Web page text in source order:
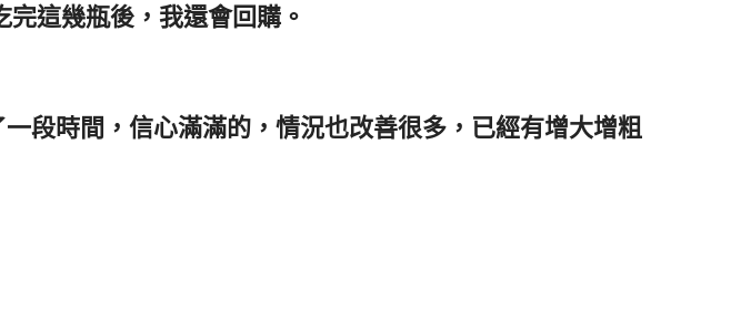
這幾瓶後，我還會回購。
段時間，信心滿滿的，情況也改善很多，已經有增大增粗